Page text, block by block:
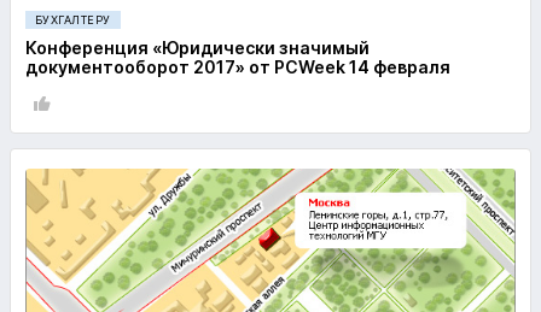
БУХГАЛТЕРУ
Конференция «Юридически значимый
документооборот 2017» от PCWeek 14 февраля